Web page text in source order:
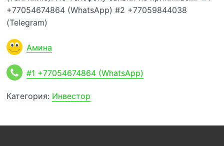
+77054674864 (WhatsApp) #2 +77059844038
(Telegram)
Амина
#1 +77054674864 (WhatsApp)
Категория: Инвестор